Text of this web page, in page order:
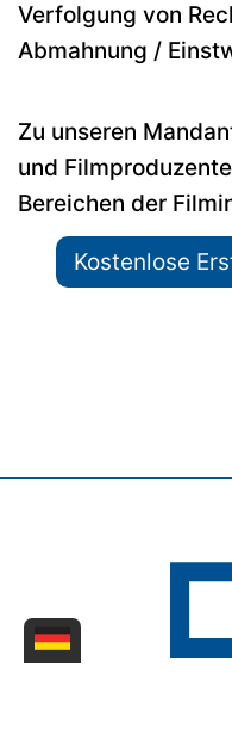
Verfolgung von
Abmahnung /
Zu unseren
und
Bereichen der
Kostenlose